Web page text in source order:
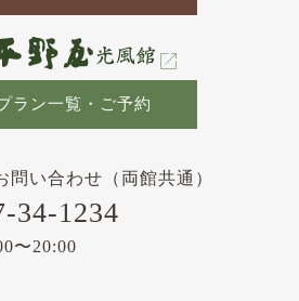
ラン一覧・ご予約
問い合わせ（両館共通）
34-1234
〜20:00